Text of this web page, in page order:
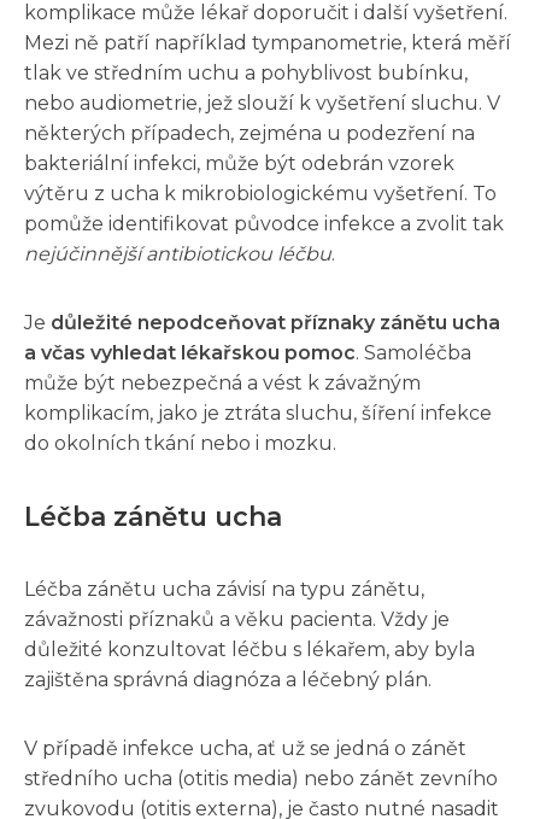
komplikace může lékař doporučit i další vyšetření.
Mezi ně patří například tympanometrie, která měří
tlak ve středním uchu a pohyblivost bubínku,
nebo audiometrie, jež slouží k vyšetření sluchu. V
některých případech, zejména u podezření na
bakteriální infekci, může být odebrán vzorek
výtěru z ucha k mikrobiologickému vyšetření. To
pomůže identifikovat původce infekce a zvolit tak
nejúčinnější antibiotickou léčbu.
Je důležité nepodceňovat příznaky zánětu ucha
a včas vyhledat lékařskou pomoc. Samoléčba
může být nebezpečná a vést k závažným
komplikacím, jako je ztráta sluchu, šíření infekce
do okolních tkání nebo i mozku.
Léčba zánětu ucha
Léčba zánětu ucha závisí na typu zánětu,
závažnosti příznaků a věku pacienta. Vždy je
důležité konzultovat léčbu s lékařem, aby byla
zajištěna správná diagnóza a léčebný plán.
V případě infekce ucha, ať už se jedná o zánět
středního ucha (otitis media) nebo zánět zevního
zvukovodu (otitis externa), je často nutné nasadit